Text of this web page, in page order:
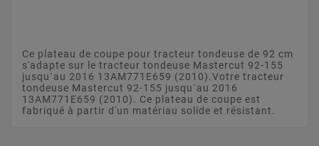
Ce plateau de coupe pour tracteur tondeuse de 92 cm
s'adapte sur le tracteur tondeuse Mastercut 92-155
jusqu`au 2016 13AM771E659 (2010).Votre tracteur
tondeuse Mastercut 92-155 jusqu`au 2016
13AM771E659 (2010). Ce plateau de coupe est
fabriqué à partir d'un matériau solide et résistant.